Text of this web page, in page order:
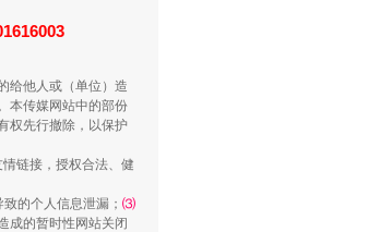
给他人或（单位）造
本传媒网站中的部份
权先行撤除，以保护
链接，授权合法、健
的个人信息泄漏； ⑶
成的暂时性网站关闭